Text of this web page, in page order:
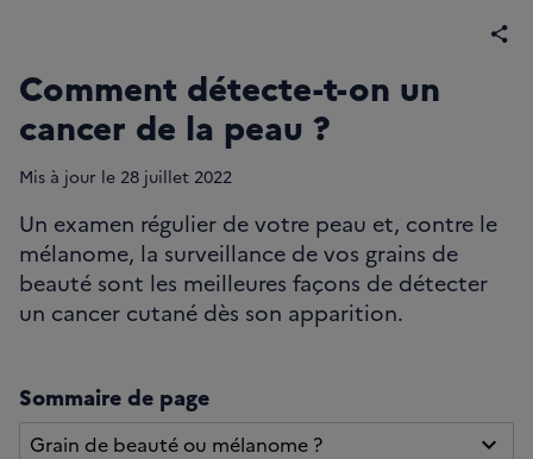
Comment détecte-t-on un
cancer de la peau ?
Mis à jour le 28 juillet 2022
Un examen régulier de votre peau et, contre le
mélanome, la surveillance de vos grains de
beauté sont les meilleures façons de détecter
un cancer cutané dès son apparition.
Sommaire de page
Grain de beauté ou mélanome ?